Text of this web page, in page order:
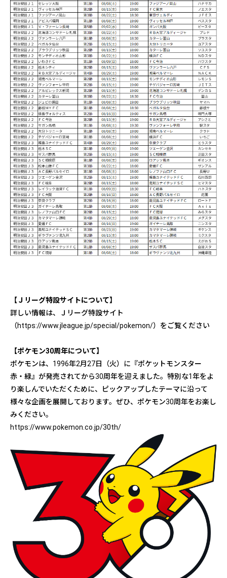
【Ｊリーグ特設サイトについて】
詳しい情報は、Ｊリーグ特設サイト
（https://www.jleague.jp/special/pokemon/）をご覧ください
【ポケモン30周年について】
ポケモンは、1996年2月27日（火）に『ポケットモンスター
赤・緑』が発売されてから30周年を迎えました。特別な1年をよ
り楽しんでいただくために、ピックアップしたテーマに沿って
様々な企画を展開しております。ぜひ、ポケモン30周年をお楽し
みください。
https://www.pokemon.co.jp/30th/